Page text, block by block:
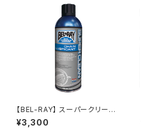
【BEL-RAY】 スーパークリーン・
チェーンリューブ 【ベルレイ】 S
UPER CLEAN CHAIN LUBE
¥3,300